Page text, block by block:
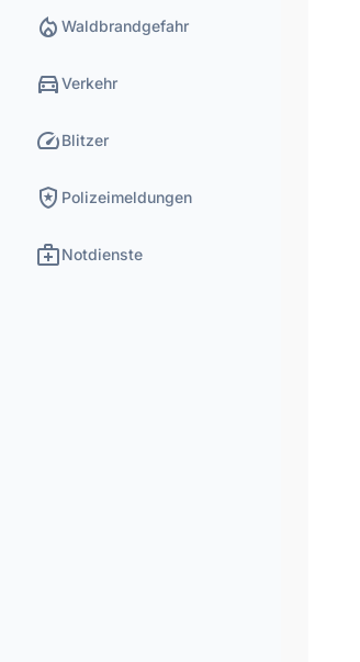
local_fire_department Waldbrandgefahr
directions_carVerkehr
speedBlitzer
local_police Polizeimeldungen
medical_servicesNotdienste